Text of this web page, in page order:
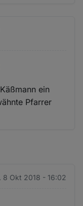
ein
Pfarrer
8 Okt 2018 - 16:02